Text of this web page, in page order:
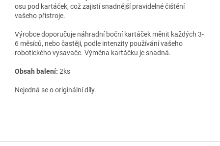
osu pod kartáček, což zajistí snadnější pravidelné čištění
vašeho přístroje.
Výrobce doporučuje náhradní boční kartáček měnit každých 3-
6 měsíců, nebo častěji, podle intenzity používání vašeho
robotického vysavače. Výměna kartáčku je snadná.
Obsah balení: 2ks
Nejedná se o originální díly.